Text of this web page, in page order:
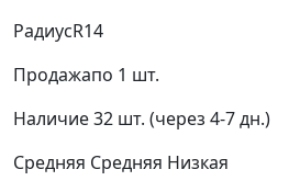
РадиусR14
Продажапо 1 шт.
Наличие32 шт. (через 4-7 дн.)
Средняя Средняя Низкая